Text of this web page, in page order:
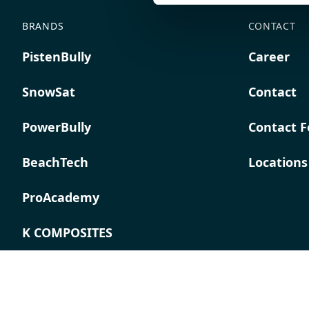
BRANDS
PistenBully
SnowSat
PowerBully
BeachTech
ProAcademy
K COMPOSITES
CONTACT
Career
Contact
Contact
Locations